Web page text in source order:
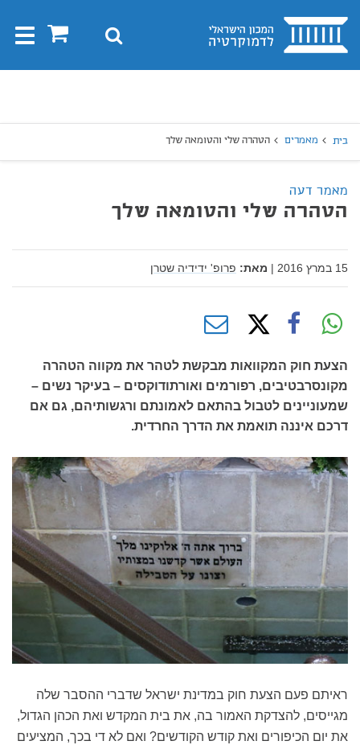
בית 0 חיפוש
בית מאמרים הטהרה שלי והטומאה שלך
מאמר דעה
הטהרה שלי והטומאה שלך
15 במרץ 2016 | מאת: פרופ' ידידיה שטרן
הצעת חוק המקוואות מבקשת לטהר את מקווה הטהרה
מקונסרבטיבים, רפורמים ואורתודוקסים – בעיקר נשים –
שמעוניינים לטבול בהתאם לאמונתם ורגשותיהם, גם אם
דרכם איננה תואמת את הדרך החרדית.
ראיתם פעם הצעת חוק במדינת ישראל שדברי ההסבר שלה
מגייסים, להצדקת האמור בה, את בית המקדש ואת הכהן הגדול,
את יום הכיפורים ואת קודש הקודשים? ואם לא די בכך, המציעים